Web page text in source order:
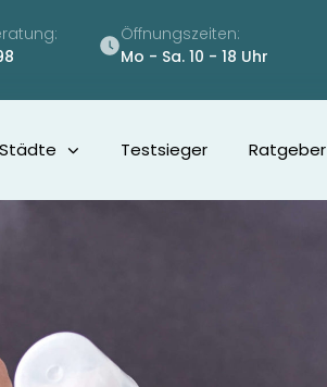
Öffnungszeiten:
Mo - Sa. 10 - 18 Uhr
Testsieger Ratgeber